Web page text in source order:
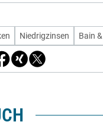
Niedrigzinsen Bain